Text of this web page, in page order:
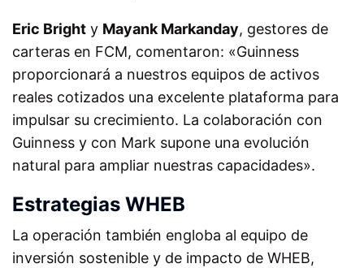
Eric Bright y Mayank Markanday, gestores de
carteras en FCM, comentaron: «Guinness
proporcionará a nuestros equipos de activos
reales cotizados una excelente plataforma para
impulsar su crecimiento. La colaboración con
Guinness y con Mark supone una evolución
natural para ampliar nuestras capacidades».
Estrategias WHEB
La operación también engloba al equipo de
inversión sostenible y de impacto de WHEB,